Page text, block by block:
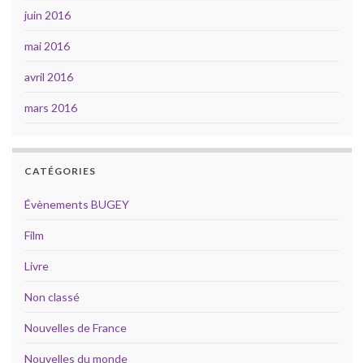
juin 2016
mai 2016
avril 2016
mars 2016
CATÉGORIES
Évènements BUGEY
Film
Livre
Non classé
Nouvelles de France
Nouvelles du monde